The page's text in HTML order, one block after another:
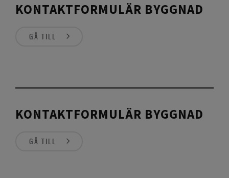
KONTAKTFORMULÄR BYGGNAD
GÅ TILL
KONTAKTFORMULÄR BYGGNAD
GÅ TILL